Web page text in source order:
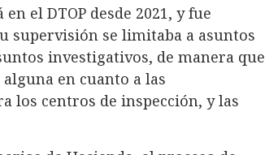
el DTOP desde 2021, y fue
supervisión se limitaba a asuntos
investigativos, de manera que
en cuanto a las
los centros de inspección, y las